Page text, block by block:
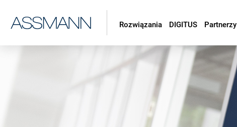
Rozwiązania DIGITUS Partnerzy